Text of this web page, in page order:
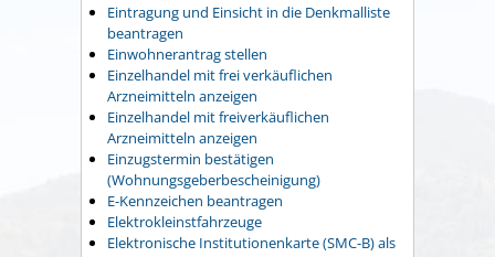
Eintragung und Einsicht in die Denkmalliste
beantragen
Einwohnerantrag stellen
Einzelhandel mit frei verkäuflichen
Arzneimitteln anzeigen
Einzelhandel mit freiverkäuflichen
Arzneimitteln anzeigen
Einzugstermin bestätigen
(Wohnungsgeberbescheinigung)
E-Kennzeichen beantragen
Elektrokleinstfahrzeuge
Elektronische Institutionenkarte (SMC-B) als